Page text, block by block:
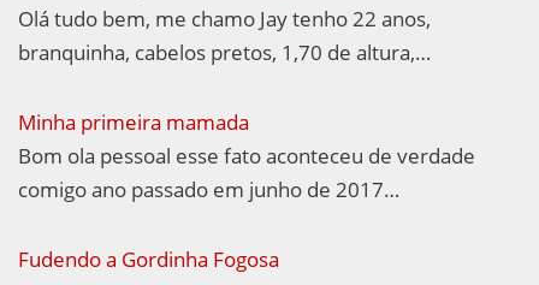
Olá tudo bem, me chamo Jay tenho 22 anos,
branquinha, cabelos pretos, 1,70 de altura,…
Minha primeira mamada
Bom ola pessoal esse fato aconteceu de verdade
comigo ano passado em junho de 2017…
Fudendo a Gordinha Fogosa